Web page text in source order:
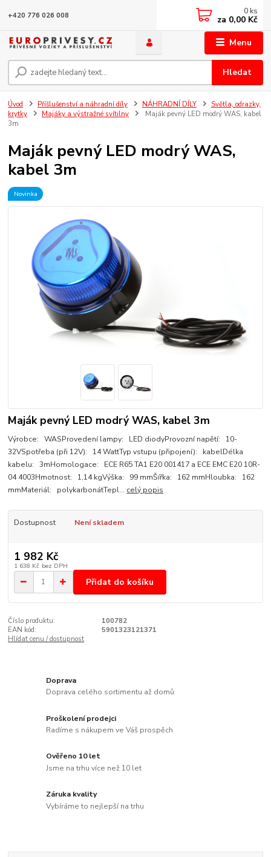
Menu
Hledat
+420 776 026 008 0 ks
za 0,00 Kč
Úvod Příšlušenství a náhradní díly NÁHRADNÍ DÍLY
Světla, odrazky,
krytky
Majáky a výstražné svítilny
Maják pevný LED modrý WAS, kabel
3m
Maják pevný LED modrý WAS,
kabel 3m
Novinka
Maják pevný LED modrý WAS, kabel 3m
Výrobce: WASProvedení lampy: LED diodyProvozní napětí: 10-
32VSpotřeba (při 12V): 14 WattTyp vstupu (připojení): kabelDélka
kabelu: 3mHomologace: ECE R65 TA1 E20 001417 a ECE EMC E20 10R-
04 4003Hmotnost: 1,14 kgVýška: 99 mmŠířka: 162 mmHloubka: 162
mmMateriál: polykarbonátTepl... celý popis
Dostupnost Není skladem
1 982 Kč
1 638 Kč bez DPH
Přidat do košíku
Číslo produktu:
100782
EAN kód:
5901323121371
Hlídat cenu / dostupnost
Doprava
Doprava celého sortimentu až domů
Proškolení prodejci
Radíme s nákupem ve Váš prospěch
Ověřeno 10 let
Jsme na trhu více než 10 let
Záruka kvality
Vybíráme to nejlepší na trhu